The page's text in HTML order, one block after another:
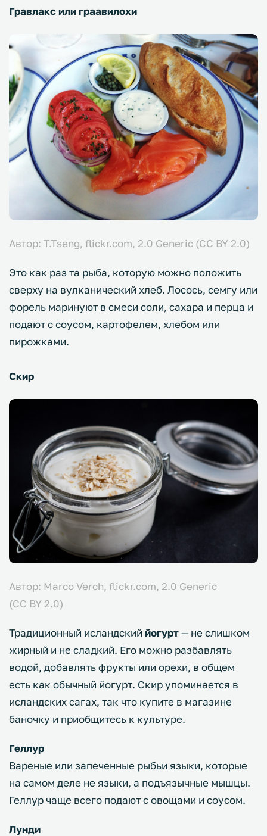
Гравлакс или граавилохи
Автор: T.Tseng, flickr.com, 2.0 Generic (CC BY 2.0)
Это как раз та рыба, которую можно положить
сверху на вулканический хлеб. Лосось, семгу или
форель маринуют в смеси соли, сахара и перца и
подают с соусом, картофелем, хлебом или
пирожками.
Скир
Автор: Marco Verch, flickr.com, 2.0 Generic
(CC BY 2.0)
Традиционный исландский йогурт— не слишком
жирный и не сладкий. Его можно разбавлять
водой, добавлять фрукты или орехи, в общем
есть как обычный йогурт. Скир упоминается в
исландских сагах, так что купите в магазине
баночку и приобщитесь к культуре.
Геллур
Вареные или запеченные рыбьи языки, которые
на самом деле не языки, а подъязычные мышцы.
Геллур чаще всего подают с овощами и соусом.
Лунди